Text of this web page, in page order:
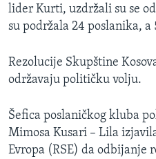
lider Kurti, uzdržali su se
su podržala 24 poslanika,
Rezolucije Skupštine
održavaju političku volju.
Šefica poslaničkog kluba
Mimosa Kusari – Lila
Evropa (RSE) da odbijanje